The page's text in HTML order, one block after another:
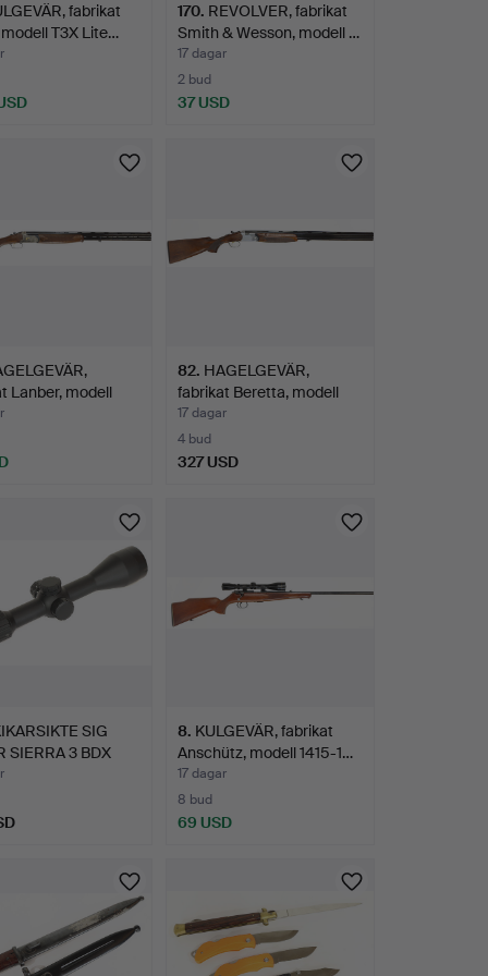
fabrikat
modell T3X Lite…
170. REVOLVER, fabrikat
Smith & Wesson, modell …
17 dagar
2 bud
37 USD
Lanber, modell
82. HAGELGEVÄR,
fabrikat Beretta, modell
686 S…
17 dagar
4 bud
327 USD
SIG
SIERRA 3 BDX
8. KULGEVÄR, fabrikat
Anschütz, modell 1415-1…
17 dagar
8 bud
69 USD